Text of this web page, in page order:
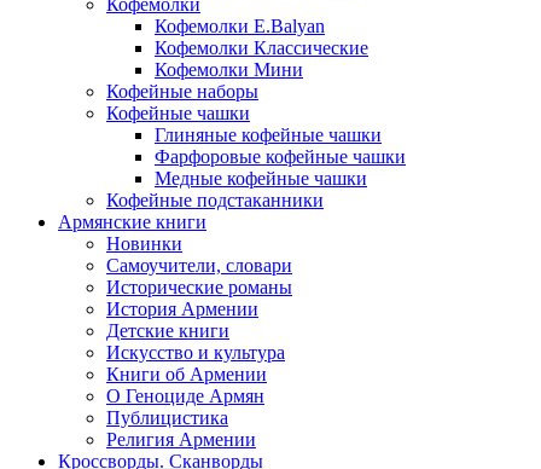
Кофемолки
Кофемолки E.Balyan
Кофемолки Классические
Кофемолки Мини
Кофейные наборы
Кофейные чашки
Глиняные кофейные чашки
Фарфоровые кофейные чашки
Медные кофейные чашки
Кофейные подстаканники
Армянские книги
Новинки
Самоучители, словари
Исторические романы
История Армении
Детские книги
Иcкусство и культура
Книги об Армении
О Геноциде Армян
Публицистика
Религия Армении
Кроссворды. Сканворды